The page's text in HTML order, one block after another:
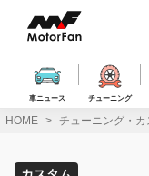
ス
車ニュース チューニング
HOME チューニング・カ